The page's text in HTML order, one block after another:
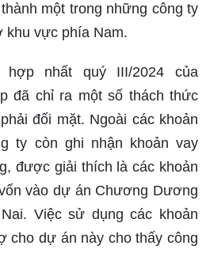
một trong những công ty
khu vực phía Nam.
nhất quý III/2024 của
đã chỉ ra một số thách thức
đối mặt. Ngoài các khoản
ty còn ghi nhận khoản vay
được giải thích là các khoản
vào dự án Chương Dương
Việc sử dụng các khoản
cho dự án này cho thấy công